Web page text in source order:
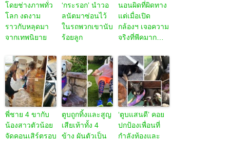
โดยช่างภาพทั่ว
โลก งดงาม
ราวกับหลุดมา
จากเทพนิยาย
‘กระรอก’ นำวอ
ลนัตมาซ่อนไว้
ในรถพวกเขานับ
ร้อยลูก
นอนผิดที่ผิดทาง
แต่เมื่อเปิด
กล้องฯ เจอความ
จริงที่พีคมาก…
พี่ชาย 4 ขากับ
น้องสาวตัวน้อย
จัดคอนเสิร์ตรอบ
ตูบถูกทิ้งและสูญ
เสียเท้าทั้ง 4
ข้าง ผันตัวเป็น
‘ตูบแสนดี’ คอย
ปกป้องเพื่อนที่
กำลังท้องและ